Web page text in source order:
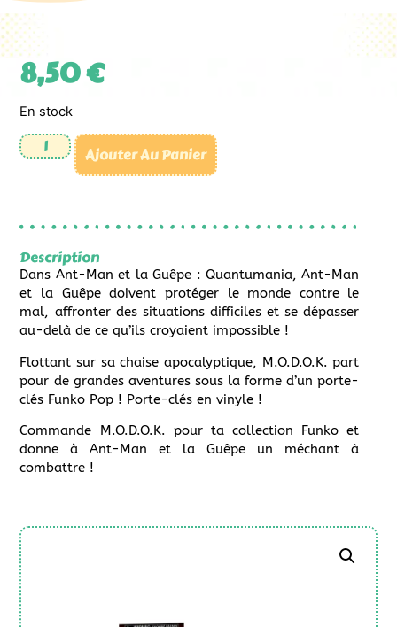
8,50€
En stock
Ajouter Au Panier
Description
Dans Ant-Man et la Guêpe : Quantumania, Ant-Man
et la Guêpe doivent protéger le monde contre le
mal, affronter des situations difficiles et se dépasser
au-delà de ce qu’ils croyaient impossible !
Flottant sur sa chaise apocalyptique, M.O.D.O.K. part
pour de grandes aventures sous la forme d’un porte-
clés Funko Pop ! Porte-clés en vinyle !
Commande M.O.D.O.K. pour ta collection Funko et
donne à Ant-Man et la Guêpe un méchant à
combattre !